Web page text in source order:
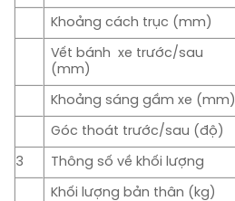
Khoảng cách trục (mm)
Vết bánh xe trước/sau
(mm)
Khoảng sáng gầm xe (mm)
Góc thoát trước/sau (độ)
3 Thông số về khối lượng
Khối lượng bản thân (kg)